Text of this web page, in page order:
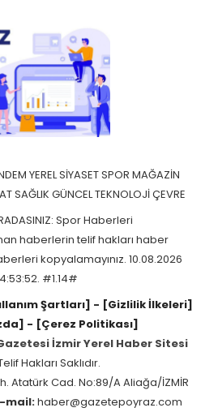
YERELSİYASETSPOR MAĞAZİN
SAĞLIK GÜNCELTEKNOLOJİÇEVRE
Spor Haberleri
haberlerin telif hakları haber
kopyalamayınız. 10.08.2026
#1.14#
Şartları] - [Gizlilik İlkeleri]
- [Çerez Politikası]
İzmir Yerel Haber Sitesi
Hakları Saklıdır.
Atatürk Cad. No:89/A Aliağa/İZMİR
mail:haber@gazetepoyraz.com